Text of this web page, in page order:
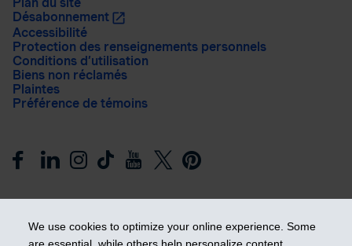
We use cookies to optimize your online experience. Some
Désabonnement
Accessibilité
Protection des renseignements personnels
Conditions d’utilisation
Biens non réclamés
Plaintes
Préférence de témoins